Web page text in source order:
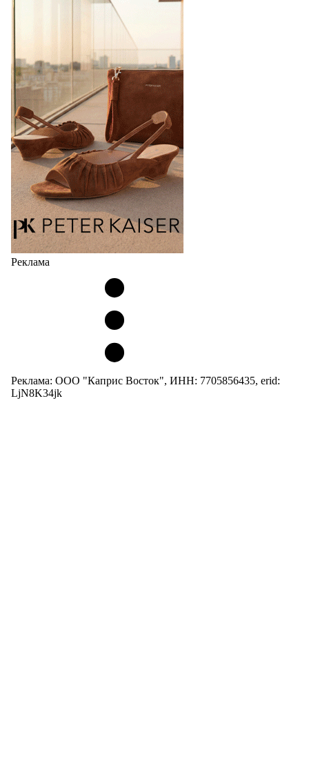
перевыпустил свой хит - кроссовки
Популярный силуэт бренда,1999 года выпуска,
соответствует сегодняшнему тренду на
сникерины (гибридный вариант балеток и
кроссовок обтекаемой формы и с тонкой подошвой).
Но в модели Miu Miu Bubble присутствует еще и…
05.08.2026 4626
Реклама
Реклама: ООО "Каприс Восток", ИНН: 7705856435, erid:
LjN8K34jk